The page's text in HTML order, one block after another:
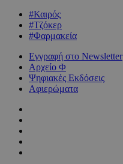
#Καιρός
#Τζόκερ
#Φαρμακεία
Εγγραφή στο Newsletter
Αρχείο Φ
Ψηφιακές Εκδόσεις
Αφιερώματα